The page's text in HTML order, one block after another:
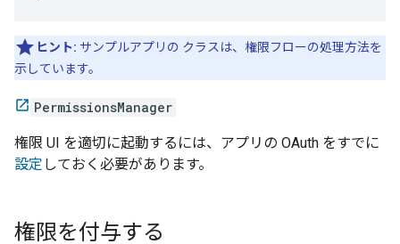
ヒント: サンプルアプリの クラスは、権限フローの処理方法を
示しています。
PermissionsManager
権限 UI を適切に起動するには、アプリの OAuth をすでに
設定 しておく必要があります。
権限を付与する